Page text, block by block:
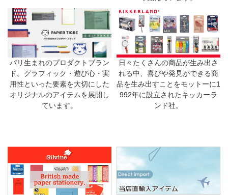
パリ生まれのプロダクトブラン
ド。グラフィック・遊び心・実
用性といった要素を大切にした
オリジナルのアイテムを展開し
ています。
日々たくさんの商品が生み出さ
れる中、喜びや発見ができる商
品を生み出すことをモットーに1
992年に設立されたキッカーラ
ンド社。